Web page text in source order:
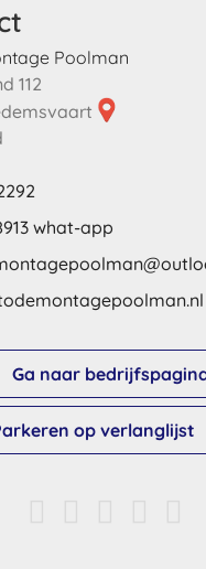
Poolman
112
what-app
Ga naar
op verlanglijst